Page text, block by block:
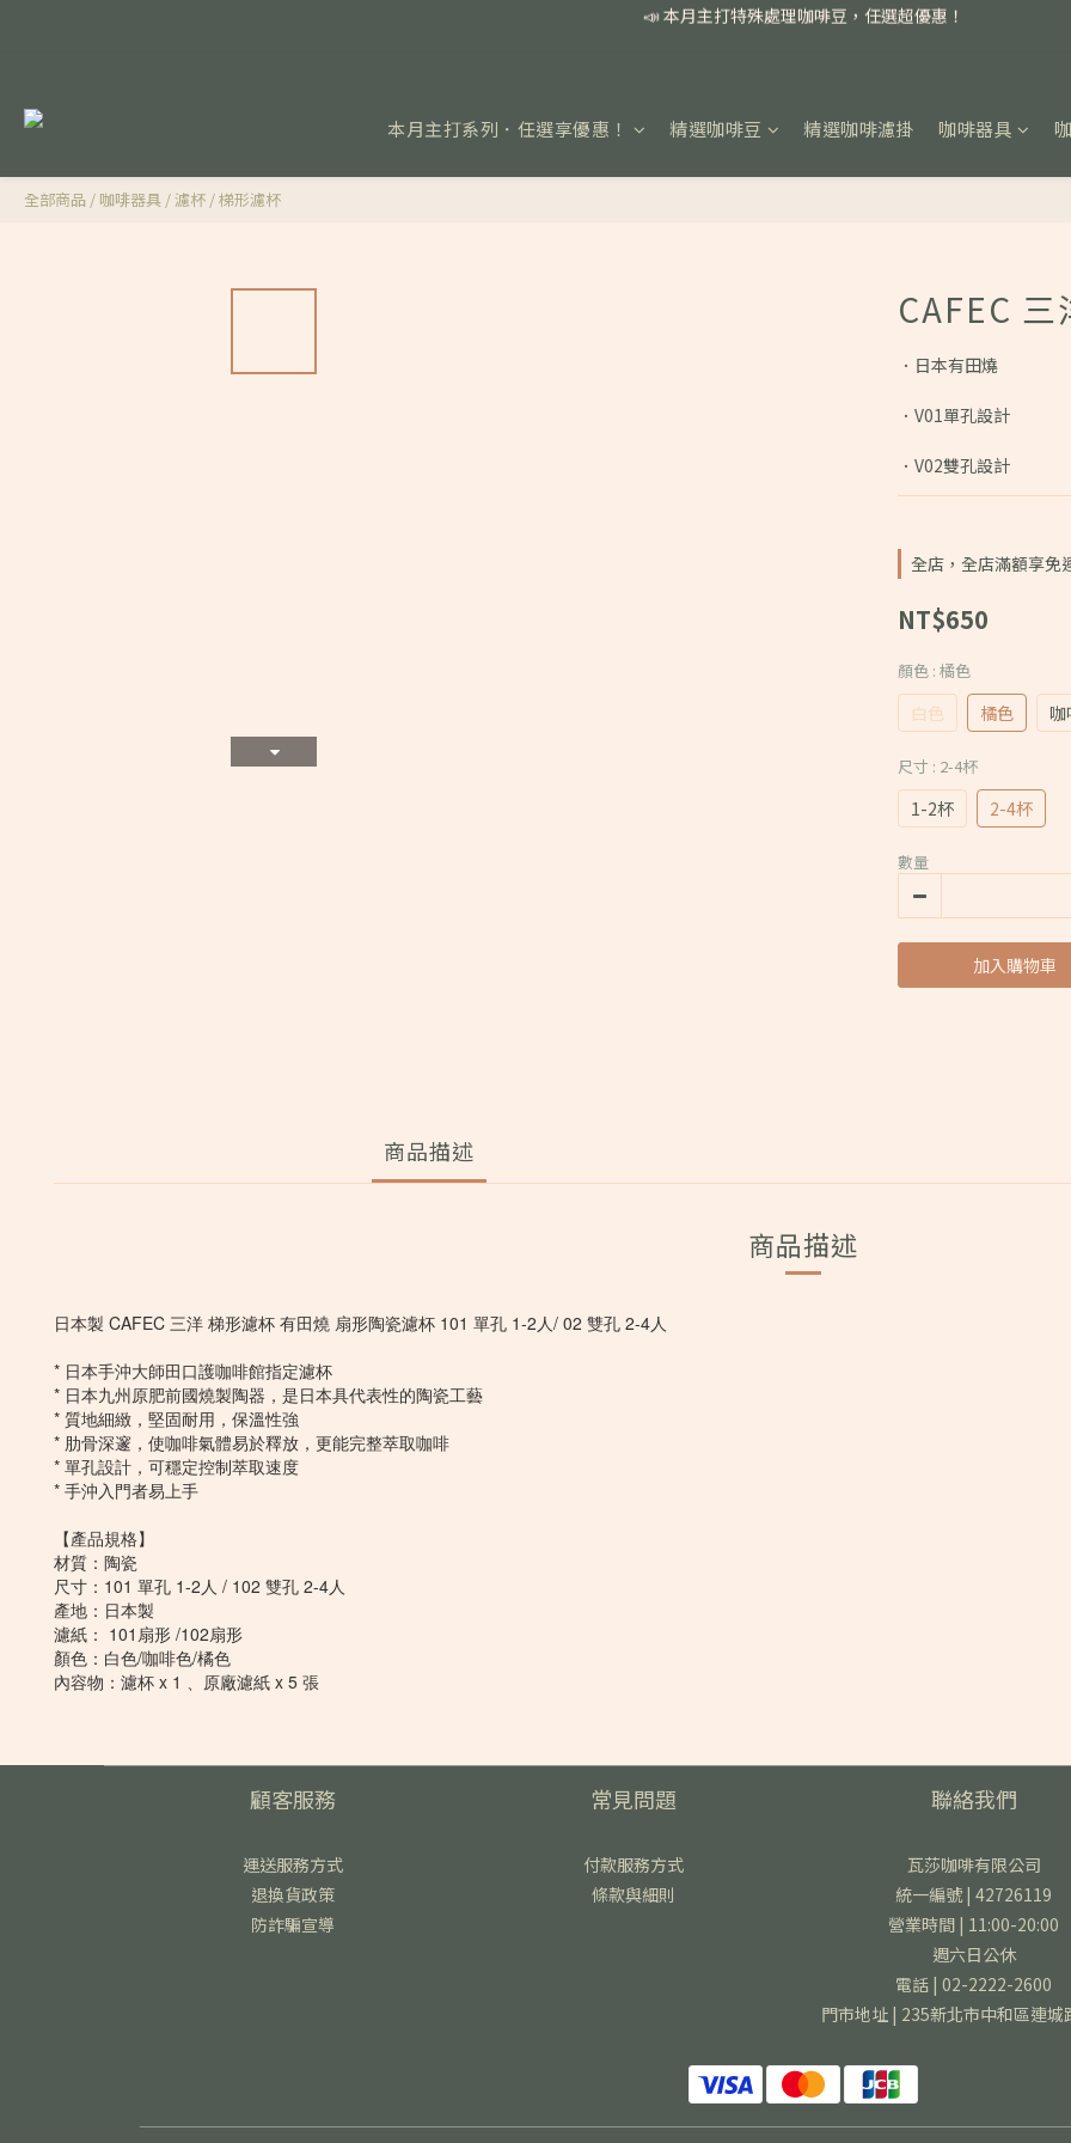
📣 本月主打特殊處理咖啡豆，任選超優惠！
本月主打系列．任選享優惠！ 精選咖啡豆 精選咖啡濾掛 咖啡器具
全部商品 / 咖啡器具 /濾杯 /梯形濾杯
CAFEC
．日本有田燒
．V01單孔設計
．V02雙孔設計
全店，全店滿額享免
NT$650
顏色 : 橘色
白色 橘色
尺寸 : 2-4杯
1-2杯 2-4杯
數量
加入購物車
商品描述
商品描述
日本製 CAFEC 三洋 梯形濾杯 有田燒 扇形陶瓷濾杯 101 單孔 1-2人/ 02 雙孔 2-4人
* 日本手沖大師田口護咖啡館指定濾杯
* 日本九州原肥前國燒製陶器，是日本具代表性的陶瓷工藝
* 質地細緻，堅固耐用，保溫性強
* 肋骨深邃，使咖啡氣體易於釋放，更能完整萃取咖啡
* 單孔設計，可穩定控制萃取速度
* 手沖入門者易上手
【產品規格】
材質：陶瓷
尺寸：101 單孔 1-2人 / 102 雙孔 2-4人
產地：日本製
濾紙： 101扇形 /102扇形
顏色：白色/咖啡色/橘色
內容物：濾杯 x 1 、原廠濾紙 x 5 張
顧客服務
運送服務方式
退換貨政策
防詐騙宣導
常見問題
付款服務方式
條款與細則
聯絡我們
瓦莎咖啡有限公司
統一編號 | 42726119
營業時間 | 11:00-20:00
週六日公休
電話 | 02-2222-2600
門市地址 | 235新北市中和區連城